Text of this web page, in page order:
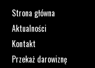
Strona główna
Aktualności
Kontakt
Przekaż darowiznę